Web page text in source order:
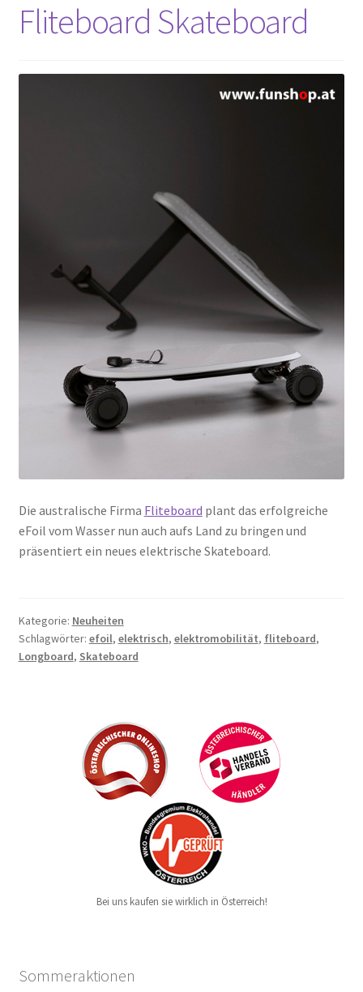
Fliteboard Skateboard
Die australische Firma Fliteboard plant das erfolgreiche
eFoil vom Wasser nun auch aufs Land zu bringen und
präsentiert ein neues elektrische Skateboard.
Kategorie: Neuheiten
Schlagwörter: efoil, elektrisch, elektromobilität, fliteboard,
Longboard, Skateboard
Bei uns kaufen sie wirklich in Österreich!
Sommeraktionen